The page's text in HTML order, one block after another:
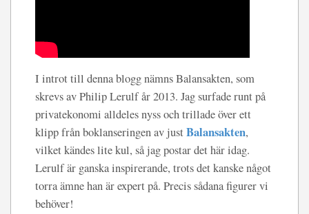
I introt till denna blogg nämns Balansakten, som
skrevs av Philip Lerulf år 2013. Jag surfade runt på
privatekonomi alldeles nyss och trillade över ett
klipp från boklanseringen av justBalansakten,
vilket kändes lite kul, så jag postar det här idag.
Lerulf är ganska inspirerande, trots det kanske något
torra ämne han är expert på. Precis sådana figurer vi
behöver!